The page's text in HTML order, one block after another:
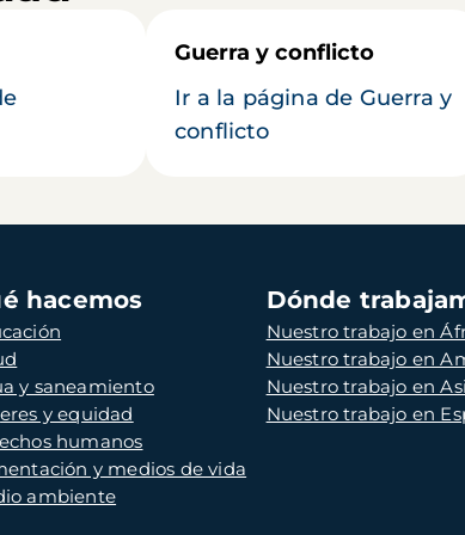
Guerra y conflicto
Ir a la página de Guerra y
conflicto
hacemos
y saneamiento
y equidad
humanos
y medios de vida
ambiente
Dónde
Nuestro trabajo en
Nuestro trabajo en
Nuestro trabajo en
Nuestro trabajo en